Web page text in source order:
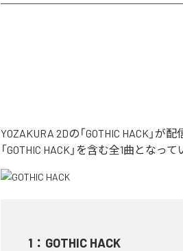
YOZAKURA 2Dの「GOTHIC HACK」
「GOTHIC HACK」を含む全1曲となって
1 ： GOTHIC HACK